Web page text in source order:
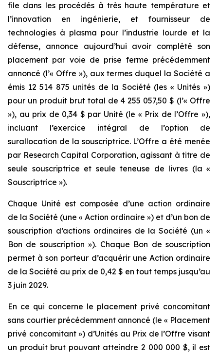
file dans les procédés à très haute température et
l’innovation en ingénierie, et fournisseur de
technologies à plasma pour l’industrie lourde et la
défense, annonce aujourd’hui avoir complété son
placement par voie de prise ferme précédemment
annoncé (l’« Offre »), aux termes duquel la Société a
émis 12 514 875 unités de la Société (les « Unités »)
pour un produit brut total de 4 255 057,50 $ (l’« Offre
»), au prix de 0,34 $ par Unité (le « Prix de l’Offre »),
incluant l’exercice intégral de l’option de
surallocation de la souscriptrice. L’Offre a été menée
par Research Capital Corporation, agissant à titre de
seule souscriptrice et seule teneuse de livres (la «
Souscriptrice »).
Chaque Unité est composée d’une action ordinaire
de la Société (une « Action ordinaire ») et d’un bon de
souscription d’actions ordinaires de la Société (un «
Bon de souscription »). Chaque Bon de souscription
permet à son porteur d’acquérir une Action ordinaire
de la Société au prix de 0,42 $ en tout temps jusqu’au
3 juin 2029.
En ce qui concerne le placement privé concomitant
sans courtier précédemment annoncé (le « Placement
privé concomitant ») d’Unités au Prix de l’Offre visant
un produit brut pouvant atteindre 2 000 000 $, il est